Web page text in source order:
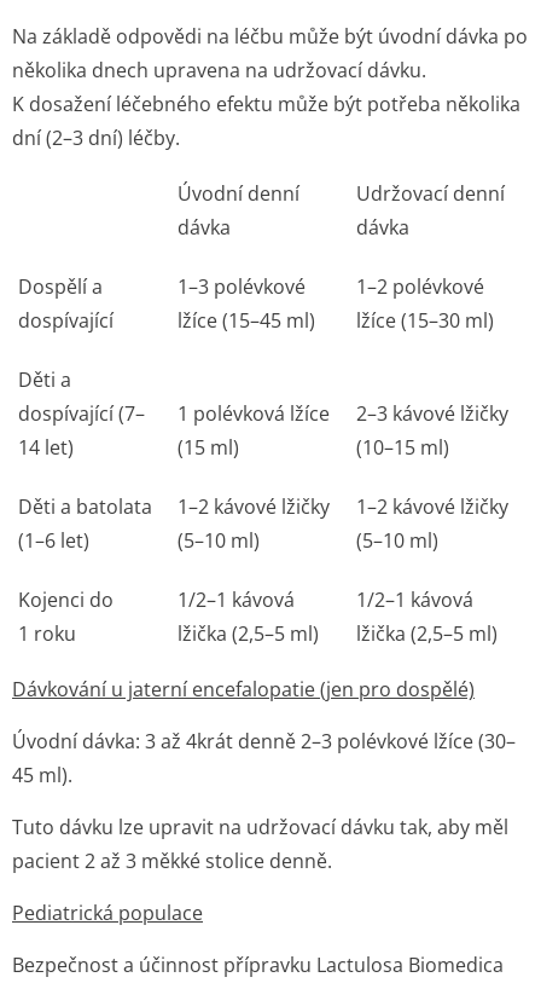
Na základě odpovědi na léčbu může být úvodní dávka po
několika dnech upravena na udržovací dávku.
K dosažení léčebného efektu může být potřeba několika
dní (2–3 dní) léčby.
Úvodní denní
dávka
Udržovací denní
dávka
Dospělí a
dospívající
1–3 polévkové
lžíce (15–45 ml)
1–2 polévkové
lžíce (15–30 ml)
Děti a
dospívající (7–
14 let)
1 polévková lžíce
(15 ml)
2–3 kávové lžičky
(10–15 ml)
Děti a batolata
(1–6 let)
1–2 kávové lžičky
(5–10 ml)
1–2 kávové lžičky
(5–10 ml)
Kojenci do
1 roku
1/2–1 kávová
lžička (2,5–5 ml)
1/2–1 kávová
lžička (2,5–5 ml)
Dávkování u jaterní encefalopatie (jen pro dospělé)
Úvodní dávka: 3 až 4krát denně 2–3 polévkové lžíce (30–
45 ml).
Tuto dávku lze upravit na udržovací dávku tak, aby měl
pacient 2 až 3 měkké stolice denně.
Pediatrická populace
Bezpečnost a účinnost přípravku Lactulosa Biomedica